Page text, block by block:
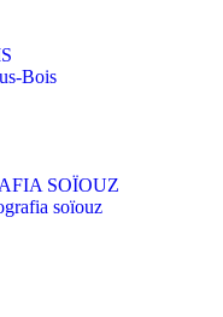
Bois
SOÏOUZ
soïouz